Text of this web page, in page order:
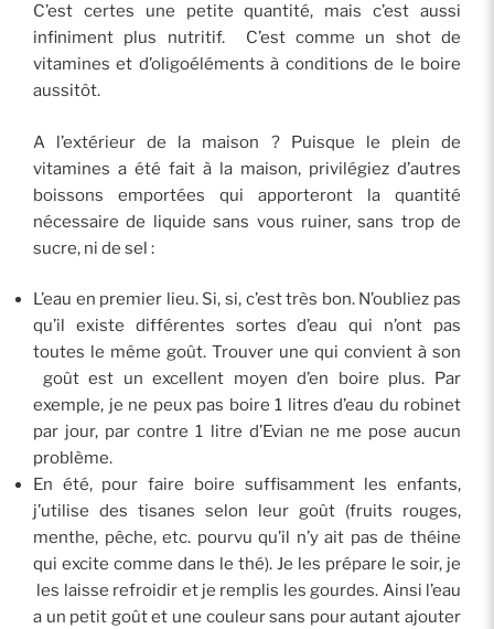
C’est certes une petite quantité, mais c’est aussi
infiniment plus nutritif. C’est comme un shot de
vitamines et d’oligoéléments à conditions de le boire
aussitôt.
A l’extérieur de la maison ? Puisque le plein de
vitamines a été fait à la maison, privilégiez d’autres
boissons emportées qui apporteront la quantité
nécessaire de liquide sans vous ruiner, sans trop de
sucre, ni de sel :
L’eau en premier lieu. Si, si, c’est très bon. N’oubliez pas
qu’il existe différentes sortes d’eau qui n’ont pas
toutes le même goût. Trouver une qui convient à son
goût est un excellent moyen d’en boire plus. Par
exemple, je ne peux pas boire 1 litres d’eau du robinet
par jour, par contre 1 litre d’Evian ne me pose aucun
problème.
En été, pour faire boire suffisamment les enfants,
j’utilise des tisanes selon leur goût (fruits rouges,
menthe, pêche, etc. pourvu qu’il n’y ait pas de théine
qui excite comme dans le thé). Je les prépare le soir, je
les laisse refroidir et je remplis les gourdes. Ainsi l’eau
a un petit goût et une couleur sans pour autant ajouter